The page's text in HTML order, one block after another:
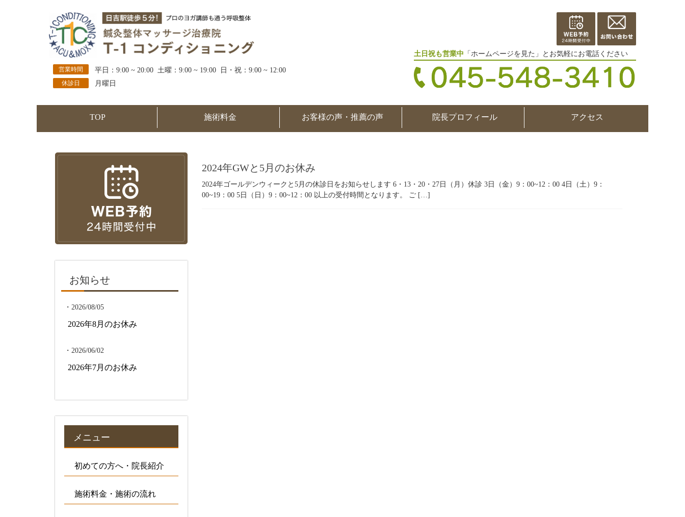
営業時間 平日：9:00 ~ 20:00 土曜：9:00 ~ 19:00 日・祝：9:00 ~ 12:00
休診日 月曜日
土日祝も営業中 「ホームページを見た」とお気軽にお電話ください
TOP 施術料金 お客様の声・推薦の声 院長プロフィール アクセス
お知らせ
・2026/08/05
2026年8月のお休み
・2026/06/02
2026年7月のお休み
メニュー
初めての方へ・院長紹介
施術料金・施術の流れ
2024年GWと5月のお休み
2024年ゴールデンウィークと5月の休診日をお知らせします 6・13・20・27日（月）休診 3日（金）9：00~12：00 4日（土）9：
00~19：00 5日（日）9：00~12：00 以上の受付時間となります。 ご […]